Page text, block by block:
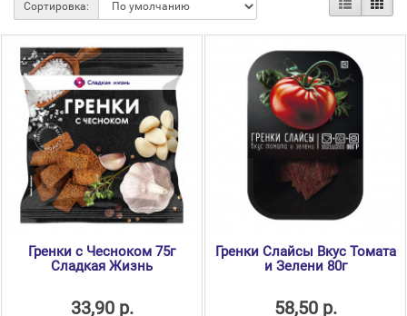
Сортировка:
Гренки с Чесноком 75г
Сладкая Жизнь
33,90 р.
Гренки Слайсы Вкус Томата
и Зелени 80г
58,50 р.